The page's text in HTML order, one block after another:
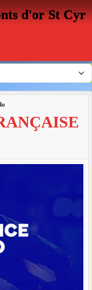
d'or St Cyr